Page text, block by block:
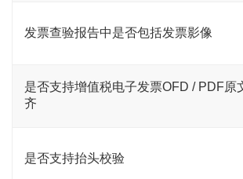
发票查验报告中是否包括发票影像
是否支持增值税电子发票OFD / PDF原
齐
是否支持抬头校验